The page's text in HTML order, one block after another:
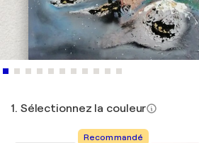
1. Sélectionnez la couleur
Recommandé